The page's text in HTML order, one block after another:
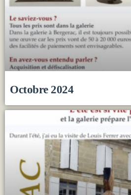
Octobre 2024